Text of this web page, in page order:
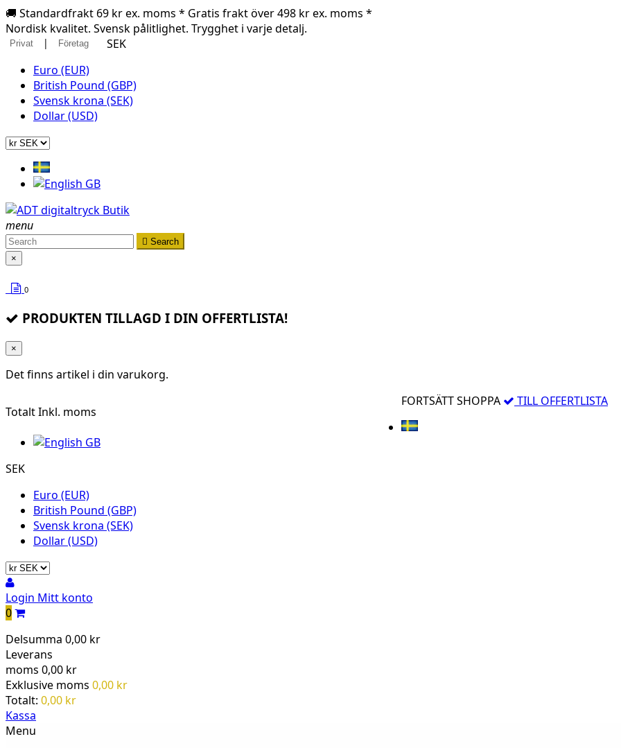
🚚 Standardfrakt 69 kr ex. moms * Gratis frakt över 498 kr ex. moms *
Nordisk kvalitet. Svensk pålitlighet. Trygghet i varje detalj.
Privat | Företag
SEK
Euro (EUR)
British Pound (GBP)
Svensk krona (SEK)
Dollar (USD)
menu
 Search
×
0
PRODUKTEN TILLAGD I DIN OFFERTLISTA!
×
Det finns artikel i din varukorg.
TotaltInkl. moms
FORTSÄTT SHOPPA TILL OFFERTLISTA
SEK
Euro (EUR)
British Pound (GBP)
Svensk krona (SEK)
Dollar (USD)
Login Mitt konto
0
Delsumma 0,00 kr
Leverans
moms 0,00 kr
Exklusive moms 0,00 kr
Totalt: 0,00 kr
Kassa
Menu